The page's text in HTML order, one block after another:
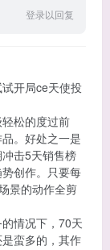
登录以回复
开局ce天使投
松的度过前
。好处之一是
击5天销售榜
创作。只要每
景的动作全剪
情况下，70天
蛮多的，其作